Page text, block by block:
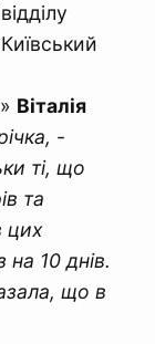
Віталія
-
ті, що
та
цих
10 днів.
що в